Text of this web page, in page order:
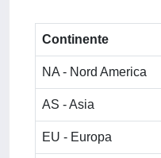
Continente
NA - Nord America
AS - Asia
EU - Europa